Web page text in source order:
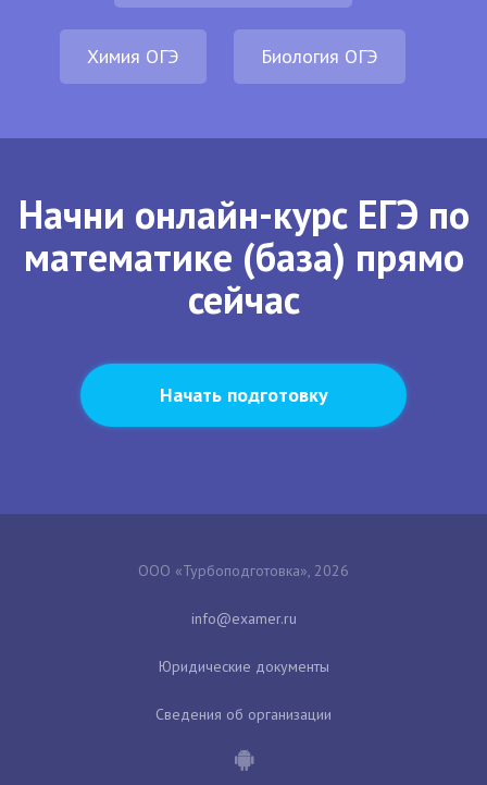
Химия ОГЭ Биология ОГЭ
Начни онлайн-курс ЕГЭ по
математике (база) прямо
сейчас
Начать подготовку
ООО «Турбоподготовка», 2026
Юридические документы
Сведения об организации